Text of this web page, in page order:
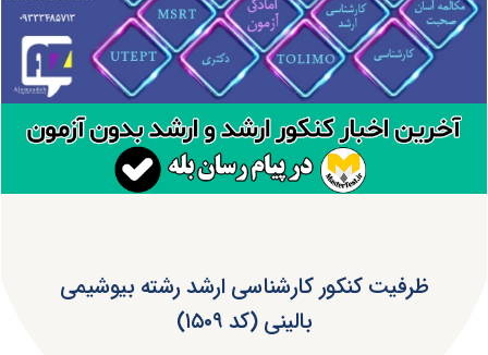
ظرفیت کنکور کارشناسی ارشد رشته بیوشیمی
بالینی (کد ۱۵۰۹)